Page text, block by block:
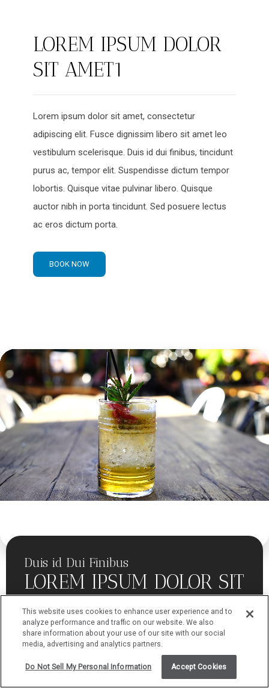
LOREM IPSUM DOLOR
SIT AMET1
Lorem ipsum dolor sit amet, consectetur
adipiscing elit. Fusce dignissim libero sit amet leo
vestibulum scelerisque. Duis id dui finibus, tincidunt
purus ac, tempor elit. Suspendisse dictum tempor
lobortis. Quisque vitae pulvinar libero. Quisque
auctor nibh in porta tincidunt. Sed posuere lectus
ac eros dictum porta.
BOOK NOW
Duis id Dui Finibus
LOREM IPSUM DOLOR SIT
AMET
Lorem ipsum dolor sit amet, consectetur adipiscing elit.
Fusce dignissim libero sit amet leo vestibulum
This website uses cookies to enhance user experience and to
analyze performance and traffic on our website. We also
share information about your use of our site with our social
media, advertising and analytics partners.
Do Not Sell My Personal Information Accept Cookies